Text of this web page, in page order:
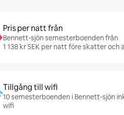
Pris per natt från
Bennett-sjön semesterboenden från
1 138 kr SEK per natt före skatter och
Tillgång till wifi
10 semesterboenden i Bennett-sjön
wifi